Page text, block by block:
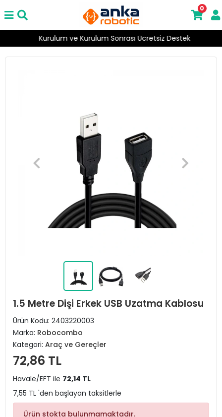
Kurulum ve Kurulum Sonrası Ücretsiz Destek
0
1.5 Metre Dişi Erkek USB Uzatma Kablosu
Ürün Kodu: 2403220003
Marka: Robocombo
Kategori: Araç ve Gereçler
72,86 TL
Havale/EFT ile 72,14 TL
7,55 TL 'den başlayan taksitlerle
Ürün stokta bulunmamaktadır.